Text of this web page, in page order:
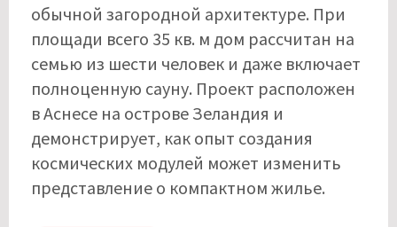
обычной загородной архитектуре. При
площади всего 35 кв. м дом рассчитан на
семью из шести человек и даже включает
полноценную сауну. Проект расположен
в Аснесе на острове Зеландия и
демонстрирует, как опыт создания
космических модулей может изменить
представление о компактном жилье.